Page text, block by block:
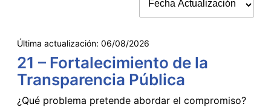
Última actualización: 06/08/2026
21 – Fortalecimiento de la
Transparencia Pública
¿Qué problema pretende abordar el compromiso?